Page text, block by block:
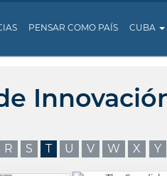
PENSAR COMO PAÍS CUBA
R S T U V W X Y